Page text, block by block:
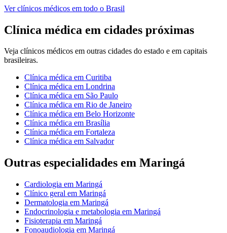
Verclínicos médicos em todo o Brasil
Clínica médica em cidades próximas
Veja clínicos médicos em outras cidades do estado e em capitais
brasileiras.
Clínica médica em Curitiba
Clínica médica em Londrina
Clínica médica em São Paulo
Clínica médica em Rio de Janeiro
Clínica médica em Belo Horizonte
Clínica médica em Brasília
Clínica médica em Fortaleza
Clínica médica em Salvador
Outras especialidades em Maringá
Cardiologia em Maringá
Clínico geral em Maringá
Dermatologia em Maringá
Endocrinologia e metabologia em Maringá
Fisioterapia em Maringá
Fonoaudiologia em Maringá